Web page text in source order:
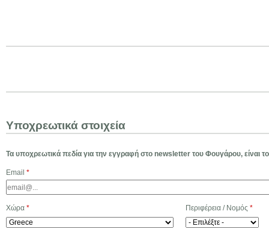
Ε
γ
γ
ρ
α
Υποχρεωτικά στοιχεία
Τα υποχρεωτικά πεδία για την εγγραφή στο newsletter του Φουγάρου, είναι
Email *
Χώρα * Περιφέρεια / Νομός *